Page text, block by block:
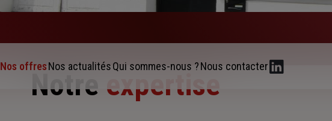
Nos offresNos actualitésQui sommes-nous ?Nous contacter
Notre expertise